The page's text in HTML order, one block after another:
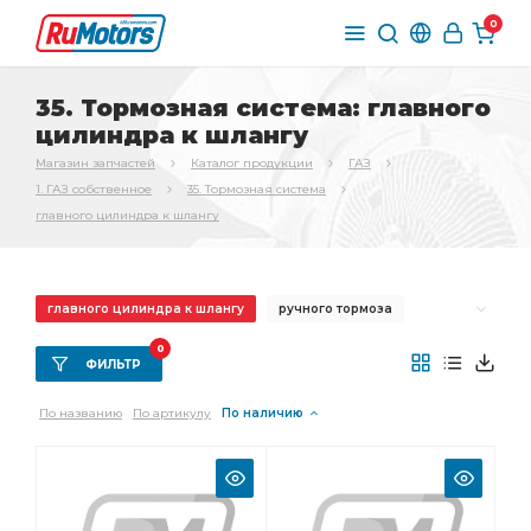
0
35. Тормозная система: главного
цилиндра к шлангу
Магазин запчастей Каталог продукции
ГАЗ
1. ГАЗ собственное
35. Тормозная система
главного цилиндра к шлангу
главного цилиндра к шлангу ручного тормоза
переднего тормоза
Трос ручного тормоза
стояночного тормоза Колодка тормоза
заднего тормоза
Тормоз задний главного цилиндра
ФИЛЬТР
0
По названию По артикулу По наличию